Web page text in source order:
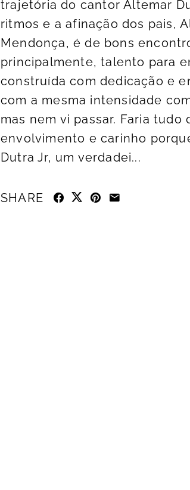
trajetória do cantor Altemar
ritmos e a afinação dos pais,
Mendonça, é de bons
principalmente, talento para
construída com dedicação e
com a mesma intensidade
mas nem vi passar. Faria
envolvimento e carinho
Dutra Jr, um verdadei...
SHARE